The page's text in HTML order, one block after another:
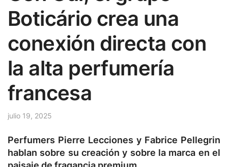
Boticário crea una
conexión directa con
la alta perfumería
francesa
julio 19, 2025
Perfumers Pierre Lecciones y Fabrice Pellegrin
hablan sobre su creación y sobre la marca en el